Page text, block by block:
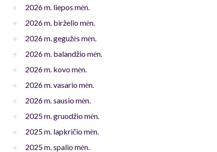
2026 m. liepos mėn.
2026 m. birželio mėn.
2026 m. gegužės mėn.
2026 m. balandžio mėn.
2026 m. kovo mėn.
2026 m. vasario mėn.
2026 m. sausio mėn.
2025 m. gruodžio mėn.
2025 m. lapkričio mėn.
2025 m. spalio mėn.